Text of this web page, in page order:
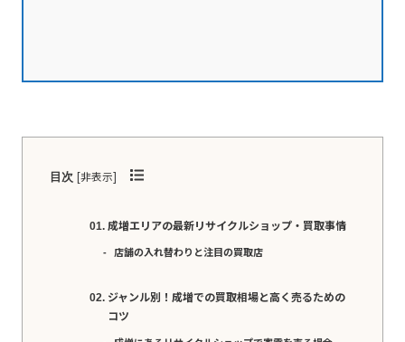
目次 [非表示]
成増エリアの最新リサイクルショップ・買取事情
店舗の入れ替わりと注目の買取店
ジャンル別！成増での買取相場と高く売るための
コツ